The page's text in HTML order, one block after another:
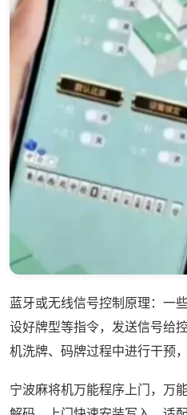
蓝牙或无线信号控制原理：一
设好牌型等指令，发送信号给
机洗牌、码牌过程中进行干预
宁波麻将机万能程序上门，万